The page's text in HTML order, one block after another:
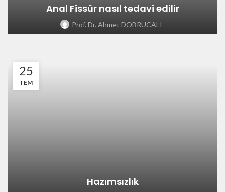
Anal Fissür nasıl tedavi edilir
Prof. Dr. Ahmet DOBRUCALI
25
TEM
Hazımsızlık